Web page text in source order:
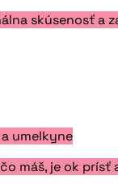
skúsenosť a
umelkyne
máš, je ok prísť